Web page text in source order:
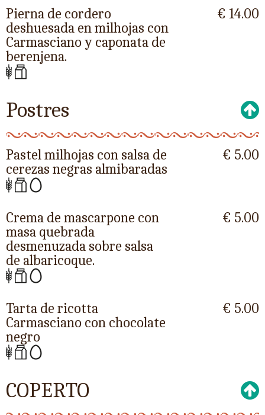
Pierna de cordero
deshuesada en milhojas con
Carmasciano y caponata de
berenjena.
€ 14.00
Postres
Pastel milhojas con salsa de
cerezas negras almibaradas
€ 5.00
Crema de mascarpone con
masa quebrada
desmenuzada sobre salsa
de albaricoque.
€ 5.00
Tarta de ricotta
Carmasciano con chocolate
negro
€ 5.00
COPERTO